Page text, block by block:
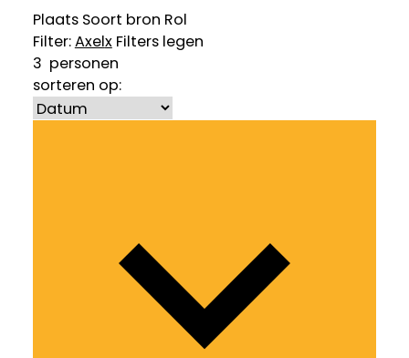
Plaats Soort bron Rol
Filter:Axelx Filters legen
3 personen
sorteren op: